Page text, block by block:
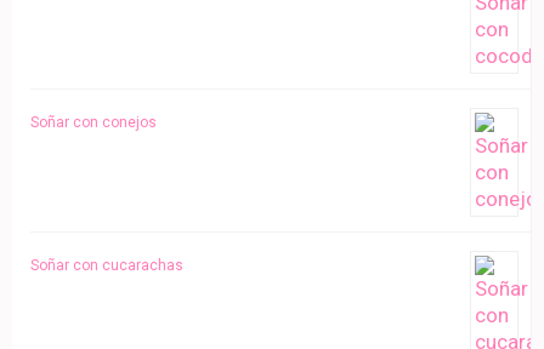
Soñar con conejos
Soñar con cucarachas